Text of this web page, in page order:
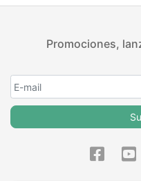
Promociones,